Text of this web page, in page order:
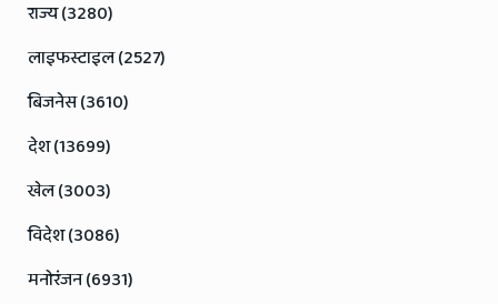
राज्य (3280)
लाइफस्टाइल (2527)
बिजनेस (3610)
देश (13699)
खेल (3003)
विदेश (3086)
मनोरंजन (6931)